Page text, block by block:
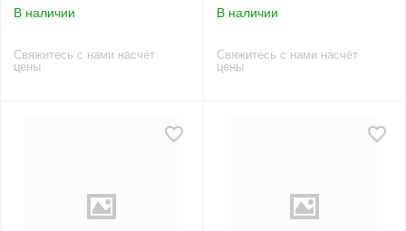
В наличии
Свяжитесь с нами насчёт
цены
В наличии
Свяжитесь с нами насчёт
цены